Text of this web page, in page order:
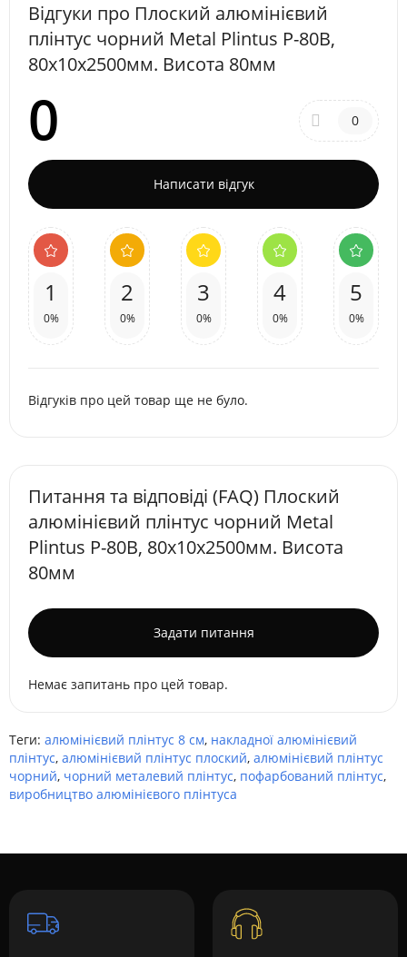
Відгуки про Плоский алюмінієвий
плінтус чорний Metal Plintus P-80B,
80х10х2500мм. Висота 80мм
0 0
Написати відгук
1
0%
2
0%
3
0%
4
0%
5
0%
Відгуків про цей товар ще не було.
Питання та відповіді (FAQ) Плоский
алюмінієвий плінтус чорний Metal
Plintus P-80B, 80х10х2500мм. Висота
80мм
Задати питання
Немає запитань про цей товар.
Теги: алюмінієвий плінтус 8 см, накладної алюмінієвий
плінтус, алюмінієвий плінтус плоский, алюмінієвий плінтус
чорний, чорний металевий плінтус, пофарбований плінтус,
виробництво алюмінієвого плінтуса